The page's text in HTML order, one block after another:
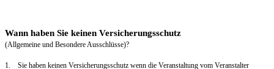
Wann haben Sie keinen Versicherungsschutz
(Allgemeine und Besondere Ausschlüsse)?
1. Sie haben keinen Versicherungsschutz wenn die Veranstaltung vom Veranstalter